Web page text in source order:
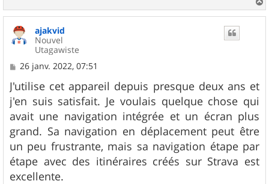
a
u
ajakvid
Nouvel
Utagawiste
M
s
s
a
g
e
26 janv. 2022, 07:51
J'utilise cet appareil depuis presque deux ans et
j'en suis satisfait. Je voulais quelque chose qui
avait une navigation intégrée et un écran plus
grand. Sa navigation en déplacement peut être
un peu frustrante, mais sa navigation étape par
étape avec des itinéraires créés sur Strava est
excellente.